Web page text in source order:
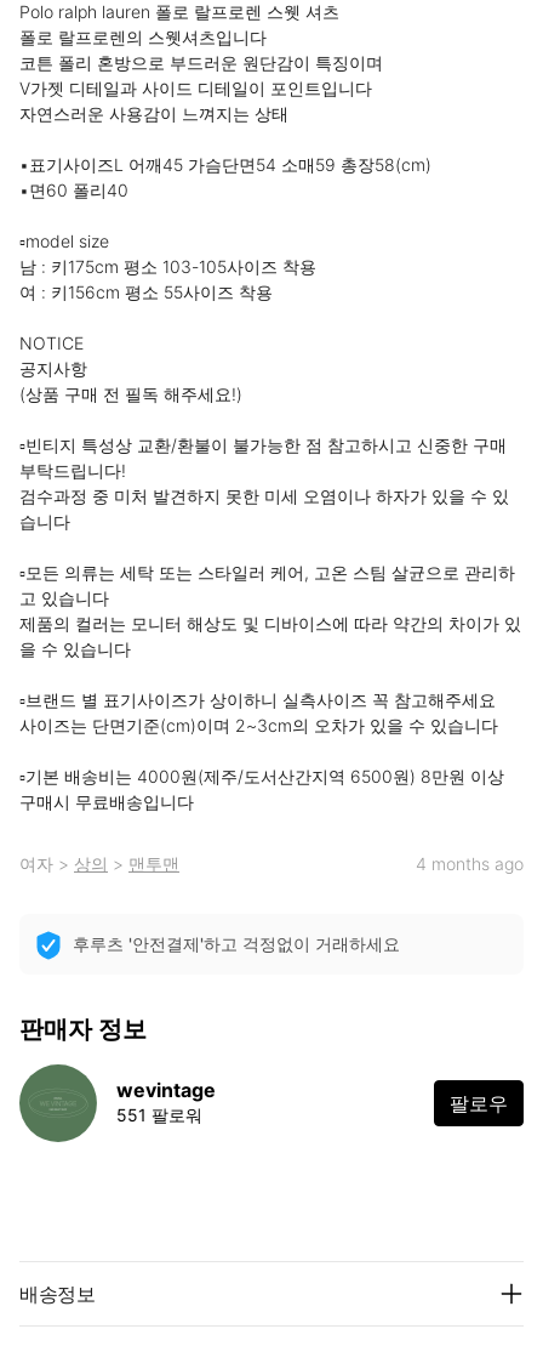
Polo ralph lauren 폴로 랄프로렌 스웻 셔츠
폴로 랄프로렌의 스웻셔츠입니다
코튼 폴리 혼방으로 부드러운 원단감이 특징이며
V가젯 디테일과 사이드 디테일이 포인트입니다
자연스러운 사용감이 느껴지는 상태
▪표기사이즈L 어깨45 가슴단면54 소매59 총장58(cm)
▪면60 폴리40
▫model size
남 : 키175cm 평소 103-105사이즈 착용
여 : 키156cm 평소 55사이즈 착용
NOTICE
공지사항
(상품 구매 전 필독 해주세요!)
▫빈티지 특성상 교환/환불이 불가능한 점 참고하시고 신중한 구매
부탁드립니다!
검수과정 중 미처 발견하지 못한 미세 오염이나 하자가 있을 수 있
습니다
▫모든 의류는 세탁 또는 스타일러 케어, 고온 스팀 살균으로 관리하
고 있습니다
제품의 컬러는 모니터 해상도 및 디바이스에 따라 약간의 차이가 있
을 수 있습니다
▫브랜드 별 표기사이즈가 상이하니 실측사이즈 꼭 참고해주세요
사이즈는 단면기준(cm)이며 2~3cm의 오차가 있을 수 있습니다
▫기본 배송비는 4000원(제주/도서산간지역 6500원) 8만원 이상
구매시 무료배송입니다
여자 > 상의 > 맨투맨 4 months ago
후루츠 '안전결제'하고 걱정없이 거래하세요
판매자 정보
wevintage
551 팔로워 팔로우
배송정보